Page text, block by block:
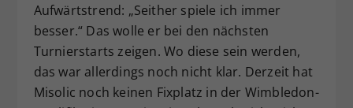
Aufwärtstrend: „Seither spiele ich immer
besser.“ Das wolle er bei den nächsten
Turnierstarts zeigen. Wo diese sein werden,
das war allerdings noch nicht klar. Derzeit hat
Misolic noch keinen Fixplatz in der Wimbledon-